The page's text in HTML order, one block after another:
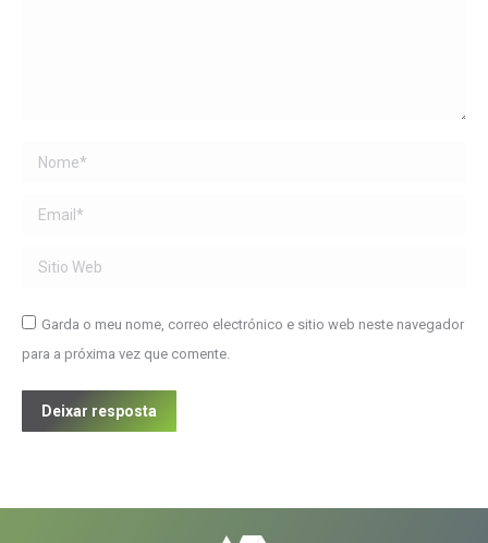
Name *
Email *
Sitio Web
Garda o meu nome, correo electrónico e sitio web neste navegador
para a próxima vez que comente.
Deixar resposta